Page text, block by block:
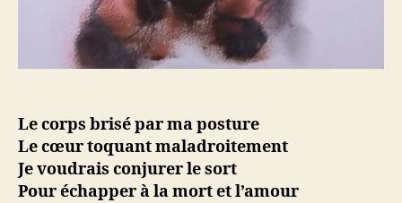
Le corps brisé par ma posture
Le cœur toquant maladroitement
Je voudrais conjurer le sort
Pour échapper à la mort et l’amour